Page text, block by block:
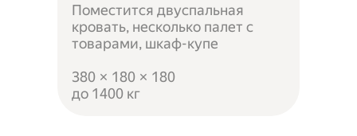
Поместится двуспальная
кровать, несколько палет с
товарами, шкаф-купе
380 × 180 × 180
до 1400 кг